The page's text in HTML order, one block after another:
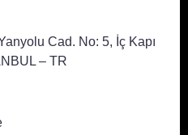
Cad. No: 5, İç Kapı
– TR